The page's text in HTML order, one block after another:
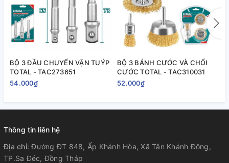
BỘ 3 ĐẦU CHUYỂN VẶN TUÝP
TOTAL - TAC273651
54.000₫
BỘ 3 BÁNH CƯỚC VÀ CHỔI
CƯỚC TOTAL - TAC310031
52.000₫
Thông tin liên hệ
Địa chỉ:Đường ĐT 848, Ấp Khánh Hòa, Xã Tân Khánh Đông,
TP.Sa Đéc, Đồng Tháp